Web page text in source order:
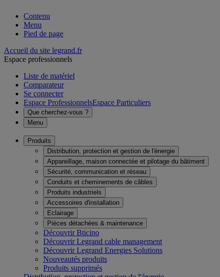
Contenu
Menu
Pied de page
Accueil du site legrand.fr
Espace professionnels
Liste de matériel
Comparateur
Se connecter
Espace ProfessionnelsEspace Particuliers
Que cherchez-vous ?
Menu
Produits
Distribution, protection et gestion de l'énergie
Appareillage, maison connectée et pilotage du bâtiment
Sécurité, communication et réseau
Conduits et cheminements de câbles
Produits industriels
Accessoires d'installation
Eclairage
Pièces détachées & maintenance
Découvrir Bticino
Découvrir Legrand cable management
Découvrir Legrand Energies Solutions
Nouveautés produits
Produits supprimés